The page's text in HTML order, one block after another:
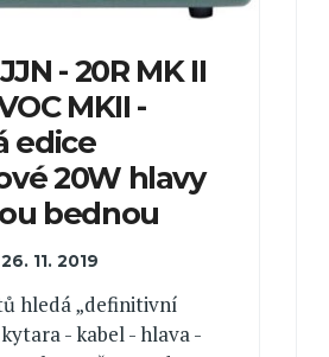
- 20R MK II
MKII -
edice
20W hlavy
bednou
26. 11. 2019
hledá „definitivní
- kabel - hlava -